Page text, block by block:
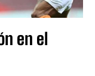
en el